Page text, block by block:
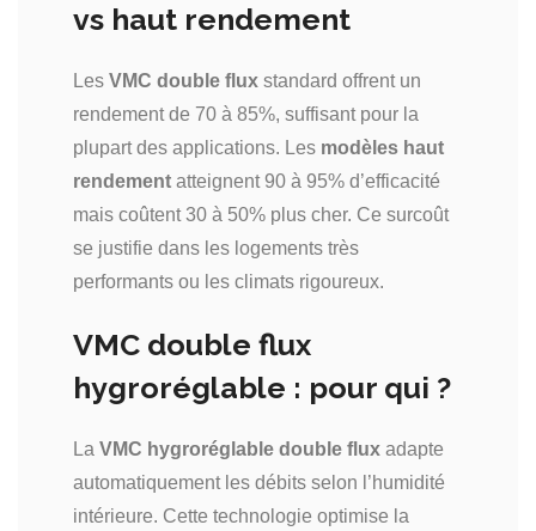
vs haut rendement
Les VMC double flux standard offrent un
rendement de 70 à 85%, suffisant pour la
plupart des applications. Les modèles haut
rendement atteignent 90 à 95% d’efficacité
mais coûtent 30 à 50% plus cher. Ce surcoût
se justifie dans les logements très
performants ou les climats rigoureux.
VMC double flux
hygroréglable : pour qui ?
La VMC hygroréglable double flux adapte
automatiquement les débits selon l’humidité
intérieure. Cette technologie optimise la